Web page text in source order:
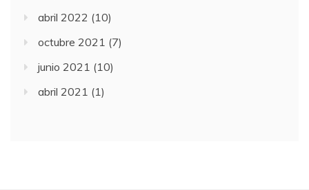
abril 2022 (10)
octubre 2021 (7)
junio 2021 (10)
abril 2021 (1)